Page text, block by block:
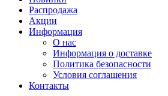
Распродажа
Акции
Информация
О нас
Информация о доставке
Политика безопасности
Условия соглашения
Контакты